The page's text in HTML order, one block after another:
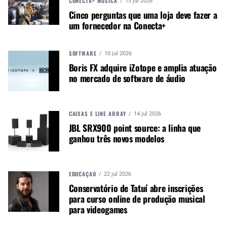
os camarotes têm a classificação etária de 18
anos.
CONTINUE ACOMPANHANDO
Receba novas matérias do Música & Mercado no
WhatsApp e no Google News.
Canal WhatsApp
Google News
Os presentes podem esperar performances
inesquecíveis dos artistas confirmados para esta
edição do Festival Sertanejo. Zé Neto & Cristiano,
Cinco perguntas que uma loja deve fazer a
um fornecedor na Conecta+
SOFTWARE 10 jul 2026
Boris FX adquire iZotope e amplia atuação
no mercado de software de áudio
CAIXAS E LINE ARRAY 14 jul 2026
JBL SRX900 point source: a linha que
ganhou três novos modelos
EDUCAÇÃO 22 jul 2026
Conservatório de Tatuí abre inscrições
para curso online de produção musical
para videogames